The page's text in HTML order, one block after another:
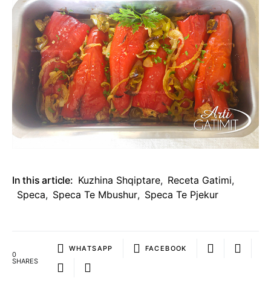
In this article: Kuzhina Shqiptare, Receta Gatimi,
Speca, Speca Te Mbushur, Speca Te Pjekur
0
SHARES
WHATSAPP FACEBOOK